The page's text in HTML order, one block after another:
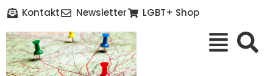
Kontakt Newsletter LGBT+ Shop